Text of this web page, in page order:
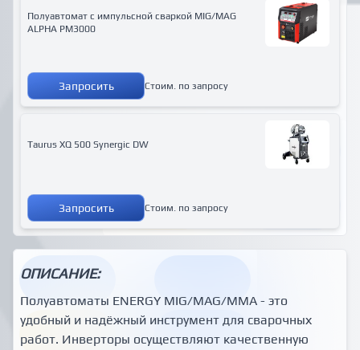
Полуавтомат с импульсной сваркой MIG/MAG
ALPHA PM3000
Запросить Стоим. по запросу
Taurus XQ 500 Synergic DW
Запросить Стоим. по запросу
ОПИСАНИЕ:
Полуавтоматы ENERGY MIG/MAG/MMA - это
удобный и надёжный инструмент для сварочных
работ. Инверторы осуществляют качественную